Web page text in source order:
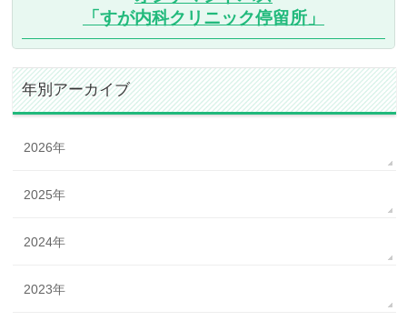
「すが内科クリニック停留所」
年別アーカイブ
2026年
2025年
2024年
2023年